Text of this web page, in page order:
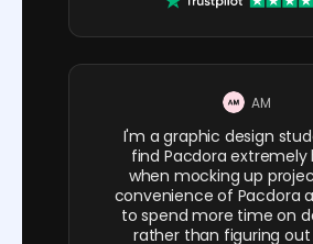
AM
I'm a graphic design
find Pacdora extremely
when mocking up
convenience of Pacdora
to spend more time on
rather than figuring out